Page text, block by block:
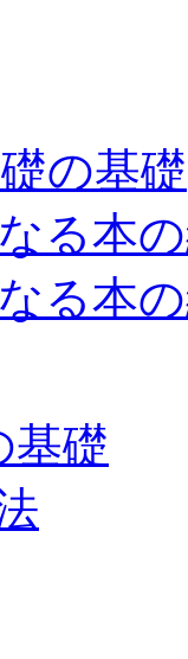
の基礎
る本
る本
基礎